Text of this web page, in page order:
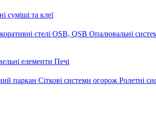
суміші та клеї
стелі OSB, QSB Опалювальні
елементи Печі
паркан Сіткові системи огорож Ролетні